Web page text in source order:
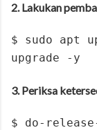
2. Lakukan
$ sudo apt
upgrade -y
3. Periksa
$ do-